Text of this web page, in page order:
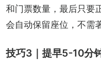
和门票数量，最后只要
会自动保留座位，不需
技巧3｜提早5-10分